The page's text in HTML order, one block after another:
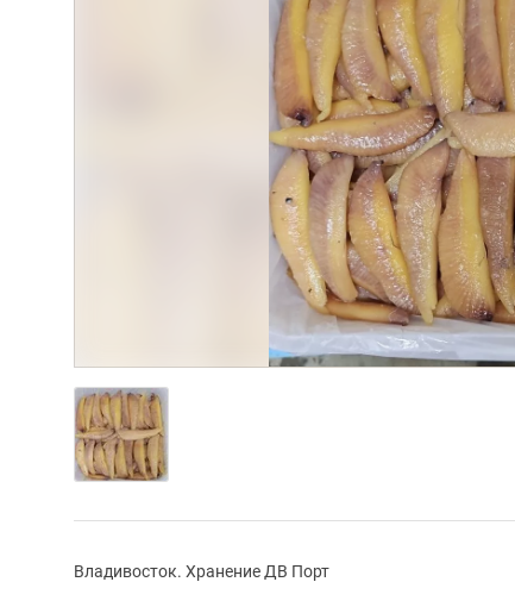
Владивосток. Хранение ДВ Порт